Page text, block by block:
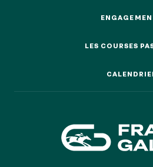
LES COURSES